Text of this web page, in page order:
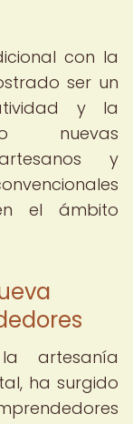
con la
ser un
y la
nuevas
y
el ámbito
artesanía
ha surgido